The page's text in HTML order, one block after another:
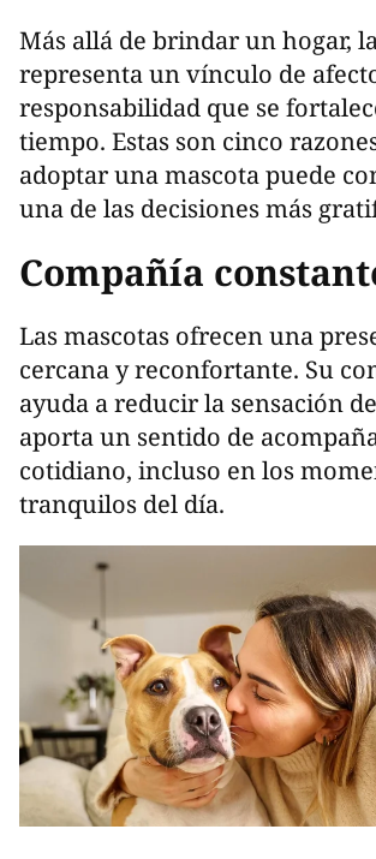
Más allá de brindar un hogar,
representa un vínculo de
responsabilidad que se
tiempo. Estas son cinco
adoptar una mascota puede
una de las decisiones más
Compañía
Las mascotas ofrecen una
cercana y reconfortante. Su
ayuda a reducir la sensación
aporta un sentido de
cotidiano, incluso en los
tranquilos del día.